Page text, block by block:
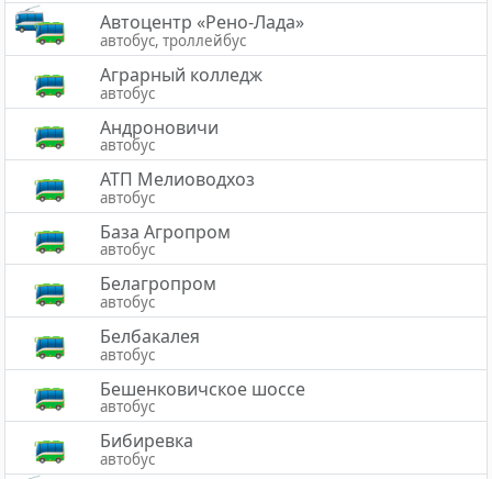
Автоцентр «Рено-Лада»
автобус, троллейбус
Аграрный колледж
автобус
Андроновичи
автобус
АТП Мелиоводхоз
автобус
База Агропром
автобус
Белагропром
автобус
Белбакалея
автобус
Бешенковичское шоссе
автобус
Бибиревка
автобус